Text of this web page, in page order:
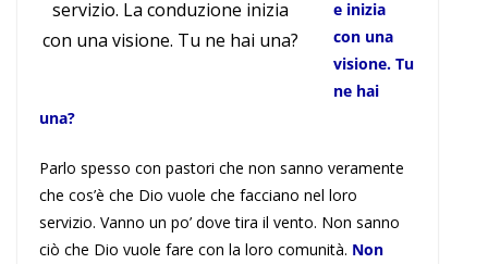
servizio. La conduzione inizia
con una visione. Tu ne hai una?
e inizia
con una
visione. Tu
ne hai
una?
Parlo spesso con pastori che non sanno veramente
che cos’è che Dio vuole che facciano nel loro
servizio. Vanno un po’ dove tira il vento. Non sanno
ciò che Dio vuole fare con la loro comunità. Non